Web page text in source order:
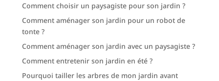
Comment choisir un paysagiste pour son jardin ?
Comment aménager son jardin pour un robot de
tonte ?
Comment aménager son jardin avec un paysagiste ?
Comment entretenir son jardin en été ?
Pourquoi tailler les arbres de mon jardin avant